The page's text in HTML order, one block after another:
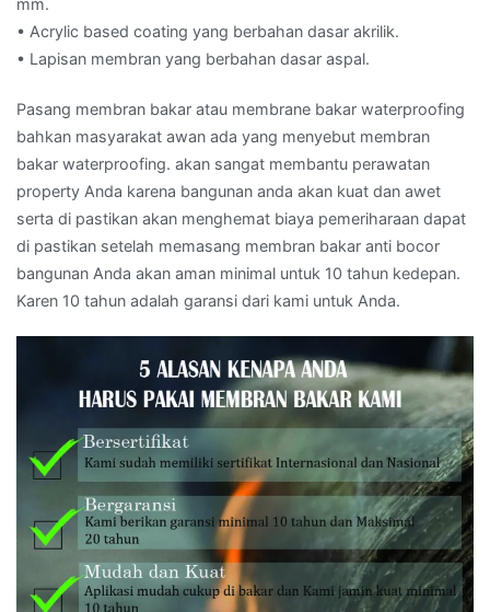
mm.
• Acrylic based coating yang berbahan dasar akrilik.
• Lapisan membran yang berbahan dasar aspal.
Pasang membran bakar atau membrane bakar waterproofing
bahkan masyarakat awan ada yang menyebut membran
bakar waterproofing. akan sangat membantu perawatan
property Anda karena bangunan anda akan kuat dan awet
serta di pastikan akan menghemat biaya pemeriharaan dapat
di pastikan setelah memasang membran bakar anti bocor
bangunan Anda akan aman minimal untuk 10 tahun kedepan.
Karen 10 tahun adalah garansi dari kami untuk Anda.